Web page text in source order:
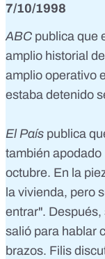
7/10/1998
ABC publica que
amplio historial
amplio operativo
estaba detenido
El País publica
también apodado
octubre. En la
la vivienda, pero
entrar".
salió para hablar
brazos. Filis